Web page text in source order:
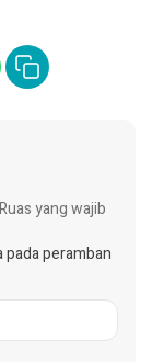
Ruas yang wajib
pada peramban